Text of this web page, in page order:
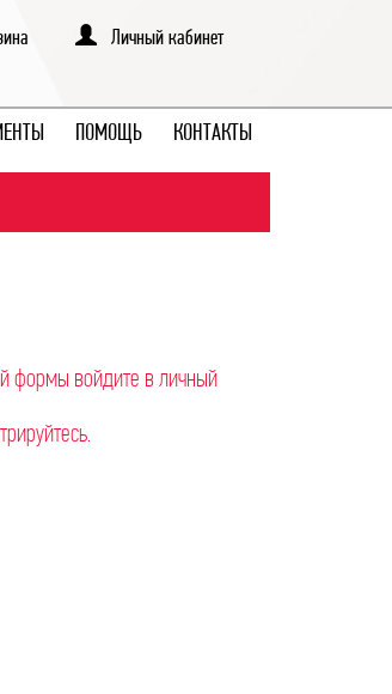
Личный кабинет
ПОМОЩЬ КОНТАКТЫ
формы войдите в личный